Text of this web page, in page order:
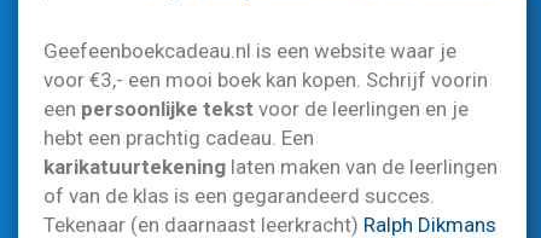
Geefeenboekcadeau.nl is een website waar je
voor €3,- een mooi boek kan kopen. Schrijf voorin
een persoonlijke tekstvoor de leerlingen en je
hebt een prachtig cadeau. Een
karikatuurtekening laten maken van de leerlingen
of van de klas is een gegarandeerd succes.
Tekenaar (en daarnaast leerkracht) Ralph Dikmans